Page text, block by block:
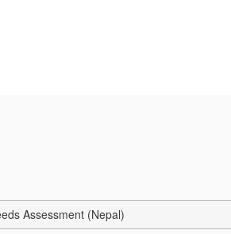
Assessment (Nepal)